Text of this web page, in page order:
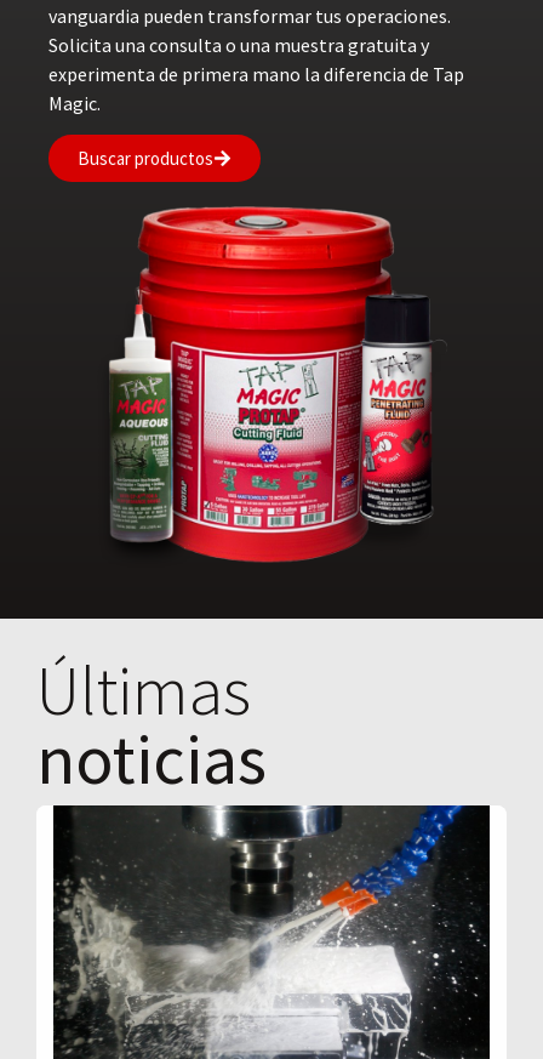
vanguardia pueden transformar tus operaciones.
Solicita una consulta o una muestra gratuita y
experimenta de primera mano la diferencia de Tap
Magic.
Buscar productos
Últimas
noticias